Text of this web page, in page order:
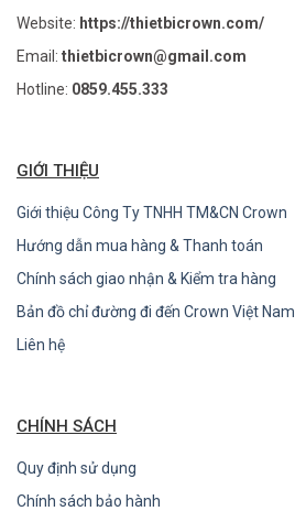
Website: https://thietbicrown.com/
Email: thietbicrown@gmail.com
Hotline: 0859.455.333
GIỚI THIỆU
Giới thiệu Công Ty TNHH TM&CN Crown
Hướng dẫn mua hàng & Thanh toán
Chính sách giao nhận & Kiểm tra hàng
Bản đồ chỉ đường đi đến Crown Việt Nam
Liên hệ
CHÍNH SÁCH
Quy định sử dụng
Chính sách bảo hành